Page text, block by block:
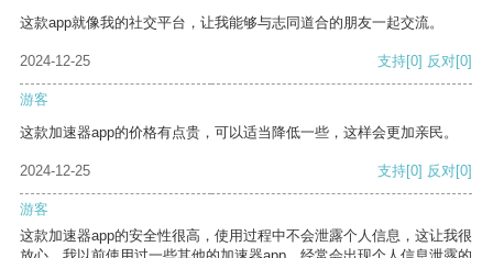
这款app就像我的社交平台，让我能够与志同道合的朋友一起交流。
2024-12-25 支持[0] 反对[0]
游客
这款加速器app的价格有点贵，可以适当降低一些，这样会更加亲民。
2024-12-25 支持[0] 反对[0]
游客
这款加速器app的安全性很高，使用过程中不会泄露个人信息，这让我很